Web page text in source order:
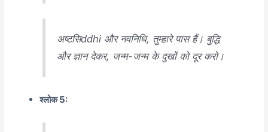
अष्टसिddhi और नवनिधि, तुम्हारे पास हैं। बुद्धि
और ज्ञान देकर, जन्म-जन्म के दुखों को दूर करो।
श्लोक 5: